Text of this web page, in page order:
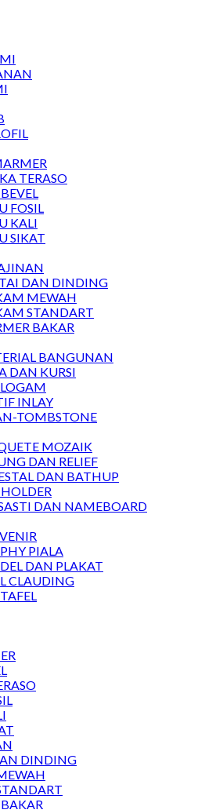
TERASO
FOSIL
KALI
SIKAT
DAN DINDING
MEWAH
STANDART
BAKAR
BANGUNAN
DAN KURSI
INLAY
TOMBSTONE
MOZAIK
DAN RELIEF
DAN BATHUP
DAN NAMEBOARD
PIALA
DAN PLAKAT
CLAUDING
DINDING